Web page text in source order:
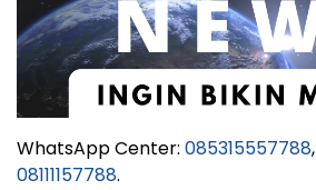
WhatsApp Center: 085315557788,
08111157788.